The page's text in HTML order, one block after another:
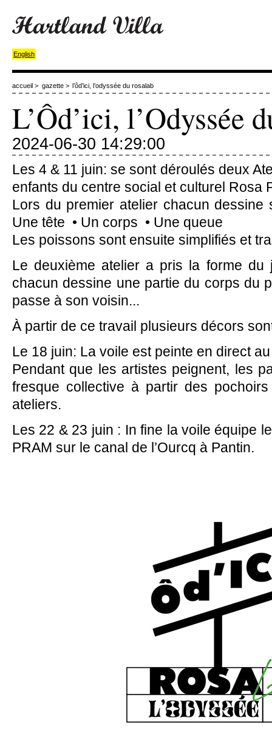
English
accueil > gazette> l’ôd’ici, l’odyssée du rosalab
L’Ôd’ici, l’Odyssée
2024-06-30 14:29:00
Les 4 & 11 juin: se sont déroulés deux
enfants du centre social et culturel Rosa
Lors du premier atelier chacun
Une tête • Un corps • Une queue
Les poissons sont ensuite simplifiés et
Le deuxième atelier a pris la forme
chacun dessine une partie du corps du
passe à son voisin...
À partir de ce travail plusieurs décors
Le 18 juin: La voile est peinte en direct
Pendant que les artistes peignent, les
fresque collective à partir des
ateliers.
Les 22 & 23 juin : In fine la voile équipe
PRAM sur le canal de l’Ourcq à Pantin.